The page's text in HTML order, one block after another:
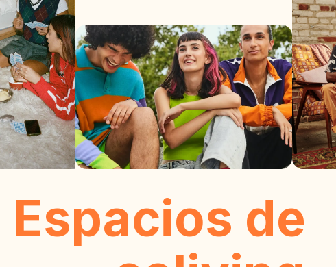
Espacios de